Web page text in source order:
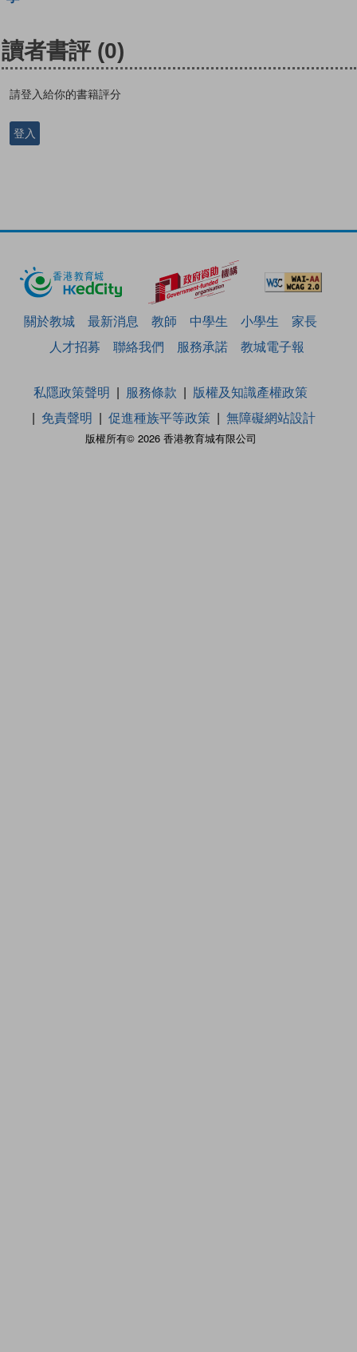
讀者書評 (0)
請登入給你的書籍評分
登入
關於教城 最新消息 教師 中學生 小學生
家長
人才招募
聯絡我們 服務承諾 教城電子報
版權所有© 2026 香港教育城有限公司
私隱政策聲明 服務條款
版權及知識產權政策
免責聲明
促進種族平等政策 無障礙網站設計